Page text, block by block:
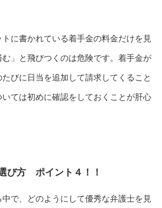
に書かれている着手金の料金だけを見
」と飛びつくのは危険です。着手金が
びに日当を追加して請求してくること
ては初めに確認をしておくことが肝心
び方 ポイント４！！
で、どのようにして優秀な弁護士を見